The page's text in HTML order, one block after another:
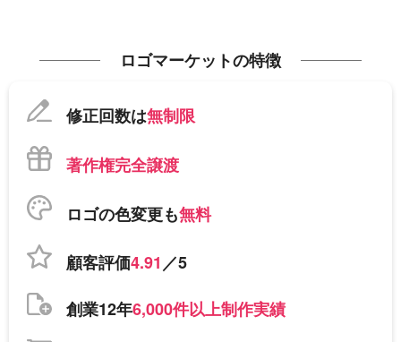
ロゴマーケットの特徴
修正回数は無制限
著作権完全譲渡
ロゴの色変更も無料
顧客評価4.91／5
創業12年6,000件以上制作実績